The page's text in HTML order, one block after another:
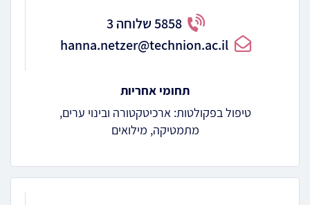
5858 שלוחה 3
hanna.netzer@technion.ac.il
תחומי אחריות
טיפול בפקולטות: ארכיטקטורה ובינוי ערים,
מתמטיקה, מילואים